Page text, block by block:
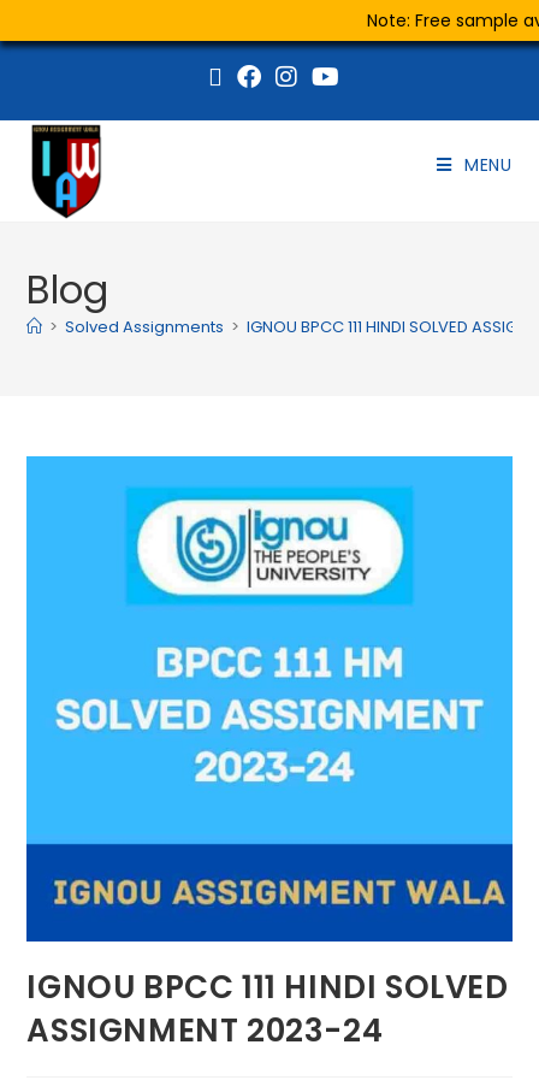
Note: Free sample
MENU
Blog
> Solved Assignments > IGNOU BPCC 111 HINDI SOLVED
IGNOU BPCC 111 HINDI SOLVED
ASSIGNMENT 2023-24